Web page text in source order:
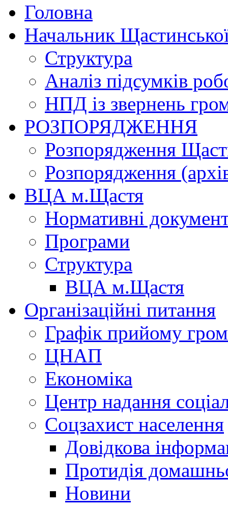
Головна
Начальник
Структура
Аналіз підсумків
НПД із звернень
РОЗПОРЯДЖЕННЯ
Розпорядження
Розпорядження
ВЦА м.Щастя
Нормативні
Програми
Структура
ВЦА м.Щастя
Організаційні питання
Графік прийому
ЦНАП
Економіка
Центр надання
Соцзахист населення
Довідкова
Протидія
Новини